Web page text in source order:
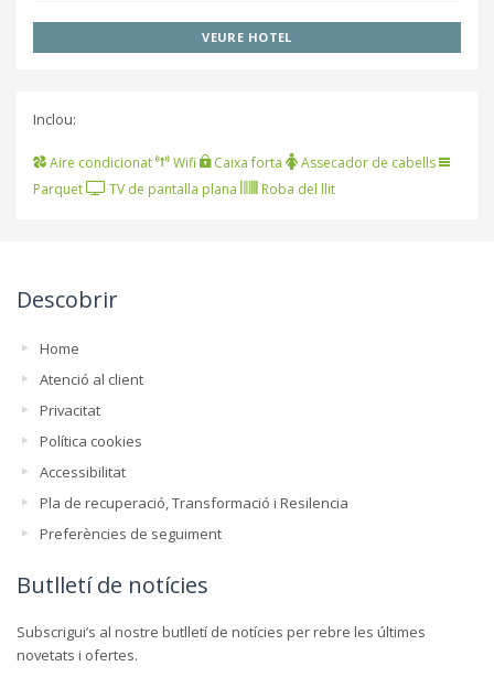
VEURE HOTEL
Inclou:
Aire condicionat Wifi Caixa forta
Assecador de cabells
Parquet
TV de pantalla plana Roba del llit
Descobrir
Home
Atenció al client
Privacitat
Política cookies
Accessibilitat
Pla de recuperació, Transformació i Resilencia
Preferències de seguiment
Butlletí de notícies
Subscrigui’s al nostre butlletí de notícies per rebre les últimes
novetats i ofertes.